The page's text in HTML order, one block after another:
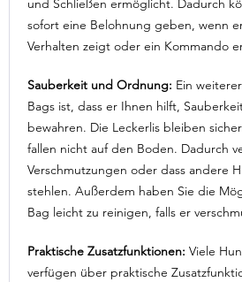
und Schließen ermöglicht. Dadurch
sofort eine Belohnung geben, wenn
Verhalten zeigt oder ein Kommando
Sauberkeit und Ordnung: Ein
Bags ist, dass er Ihnen hilft,
bewahren. Die Leckerlis bleiben
fallen nicht auf den Boden. Dadurch
Verschmutzungen oder dass andere
stehlen. Außerdem haben Sie die
Bag leicht zu reinigen, falls er
Praktische Zusatzfunktionen: Viele
verfügen über praktische